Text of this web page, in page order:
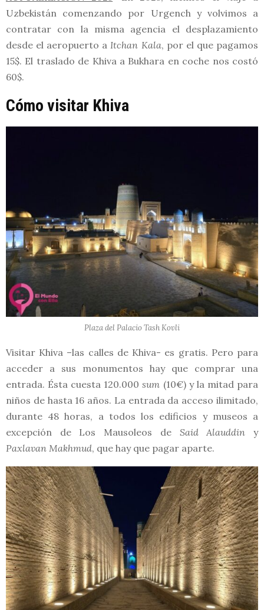
Uzbekistán comenzando por Urgench y volvimos a
contratar con la misma agencia el desplazamiento
desde el aeropuerto aItchan Kala, por el que pagamos
15$. El traslado de Khiva a Bukhara en coche nos costó
60$.
Cómo visitar Khiva
Plaza del Palacio Tash Kovli
Visitar Khiva –las calles de Khiva- es gratis. Pero para
acceder a sus monumentos hay que comprar una
entrada. Ésta cuesta 120.000sum (10€) y la mitad para
niños de hasta 16 años. La entrada da acceso ilimitado,
durante 48 horas, a todos los edificios y museos a
excepción de Los Mausoleos de Said Alauddin y
Paxlavan Makhmud, que hay que pagar aparte.